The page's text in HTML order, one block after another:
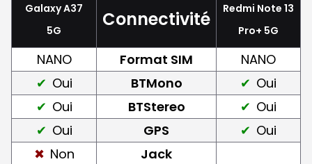
Galaxy A37
5G
Connectivité
Redmi Note 13
Pro+ 5G
NANO Format SIM
NANO
Oui
BTMono
Oui
Oui
BTStereo
Oui
Oui
GPS
Oui
Non
Jack